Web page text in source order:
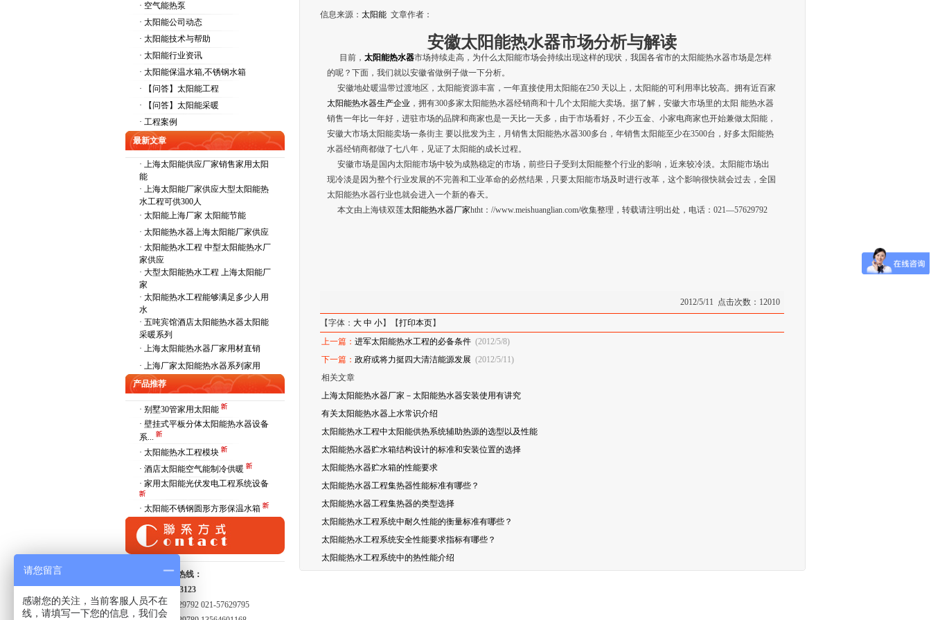
· 空气能热泵
· 太阳能公司动态
· 太阳能技术与帮助
· 太阳能行业资讯
· 太阳能保温水箱,不锈钢水箱
· 【问答】太阳能工程
· 【问答】太阳能采暖
· 工程案例
最新文章
· 上海太阳能供应厂家销售家用太阳
能
· 上海太阳能厂家供应大型太阳能热
水工程可供300人
· 太阳能上海厂家 太阳能节能
· 太阳能热水器上海太阳能厂家供应
· 太阳能热水工程 中型太阳能热水厂
家供应
· 大型太阳能热水工程 上海太阳能厂
家
· 太阳能热水工程能够满足多少人用
水
· 五吨宾馆酒店太阳能热水器太阳能
采暖系列
· 上海太阳能热水器厂家用材直销
· 上海厂家太阳能热水器系列家用
产品推荐
· 别墅30管家用太阳能
· 壁挂式平板分体太阳能热水器设备
系...
· 太阳能热水工程模块
· 酒店太阳能空气能制冷供暖
· 家用太阳能光伏发电工程系统设备
· 太阳能不锈钢圆形方形保温水箱
全国服务热线：
15821413123
021-57629792 021-57629795
信息来源： 太阳能 文章作者：
安徽太阳能热水器市场分析与解读
目前， 太阳能热水器市场持续走高，为什么太阳能市场会持续出现这样的现状，我国各省市的太阳能热水器市场是怎样
的呢？下面，我们就以安徽省做例子做一下分析。
安徽地处暖温带过渡地区，太阳能资源丰富，一年直接使用太阳能在250 天以上，太阳能的可利用率比较高。拥有近百家
太阳能热水器生产企业 ，拥有300多家太阳能热水器经销商和十几个太阳能大卖场。据了解，安徽大市场里的太阳 能热水器
销售一年比一年好，进驻市场的品牌和商家也是一天比一天多，由于市场看好，不少五金、小家电商家也开始兼做太阳能，
安徽大市场太阳能卖场一条街主 要以批发为主，月销售太阳能热水器300多台，年销售太阳能至少在3500台，好多太阳能热
水器经销商都做了七八年，见证了太阳能的成长过程。
安徽市场是国内太阳能市场中较为成熟稳定的市场，前些日子受到太阳能整个行业的影响，近来较冷淡。太阳能市场出
现冷淡是因为整个行业发展的不完善和工业革命的必然结果，只要太阳能市场及时进行改革，这个影响很快就会过去，全国
太阳能热水器行业也就会进入一个新的春天。
本文由上海镁双莲太阳能热水器厂家htht：//www.meishuanglian.com/收集整理，转载请注明出处，电话：021—57629792
2012/5/11 点击次数：12010
【字体： 大 中 小】【打印本页】
上一篇： 进军太阳能热水工程的必备条件 (2012/5/8)
下一篇： 政府或将力挺四大清洁能源发展 (2012/5/11)
相关文章
上海太阳能热水器厂家－太阳能热水器安装使用有讲究
有关太阳能热水器上水常识介绍
太阳能热水工程中太阳能供热系统辅助热源的选型以及性能
太阳能热水器贮水箱结构设计的标准和安装位置的选择
太阳能热水器贮水箱的性能要求
太阳能热水器工程集热器性能标准有哪些？
太阳能热水器工程集热器的类型选择
太阳能热水工程系统中耐久性能的衡量标准有哪些？
太阳能热水工程系统安全性能要求指标有哪些？
太阳能热水工程系统中的热性能介绍
请您留言
感谢您的关注，当前客服人员不在
线，请填写一下您的信息，我们会